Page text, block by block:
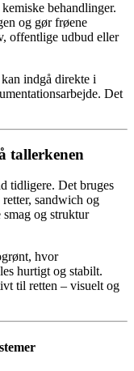
behandlinger.
og gør frøene
offentlige udbud eller
indgå direkte i
Det
tallerkenen
tidligere. Det bruges
sandwich og
og struktur
hvor
hurtigt og stabilt.
til retten – visuelt og